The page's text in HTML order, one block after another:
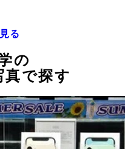
る
の
真で探す